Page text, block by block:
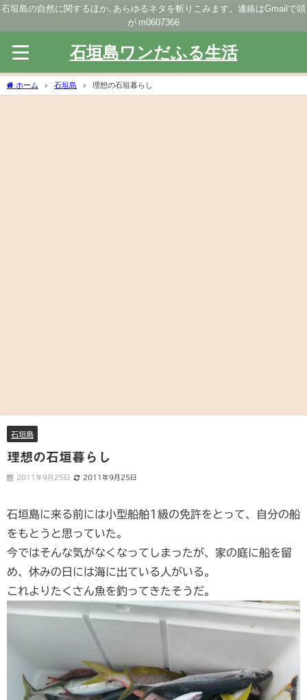
石垣島の自然に関するほか､あらゆるネタを斬りこみます。連絡はGmailで頭
が m0607366
石垣島ワンだふる生活
ホーム 石垣島 理想の石垣暮らし
石垣島
理想の石垣暮らし
2011年9月25日 2011年9月25日
石垣島に来る前には小型船舶1級の免許をとって、自分の船
をもとうと思っていた。
今ではそんな気がなくなってしまったが、家の庭に船を留
め、休みの日には海に出ている人がいる。
これよりたくさん魚を釣ってきたそうだ。